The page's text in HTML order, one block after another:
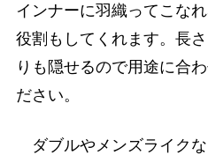
インナーに羽織ってこな
役割もしてくれます。長
りも隠せるので用途に合
ださい。
ダブルやメンズライク